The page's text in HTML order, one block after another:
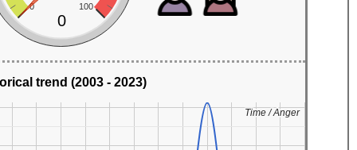
0 100
0
trend (2003 - 2023)
Time / Anger
Time / Anger